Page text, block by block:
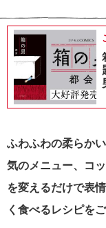
ふわふわの柔らか
気のメニュー、コ
を変えるだけで表
く食べるレシピを